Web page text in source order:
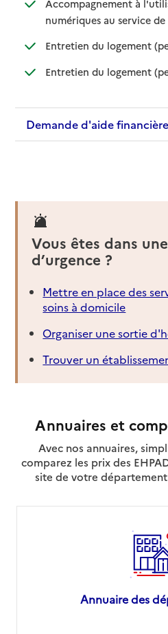
Accompagnement à
numériques au service
Entretien du logement
Entretien du logement
Demande d'aide financière
Vous êtes dans
d’urgence ?
Mettre en place des
soins à domicile
Organiser une sortie
Trouver un
Annuaires et
Avec nos annuaires,
comparez les prix des
site de votre
Annuaire des